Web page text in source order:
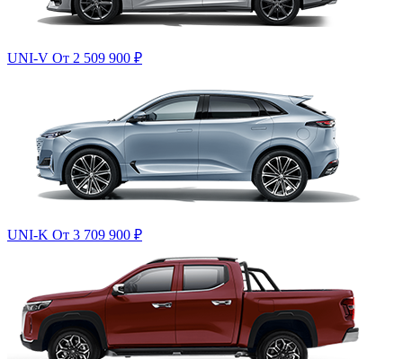
UNI-V От 2 509 900 ₽
UNI-K От 3 709 900 ₽